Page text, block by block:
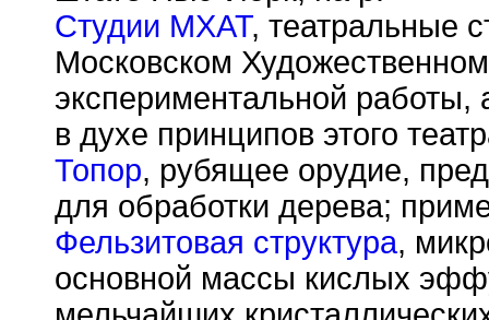
Студии МХАТ, театральные
Московском
экспериментальной работы,
в духе принципов этого
Топор, рубящее орудие,
для обработки дерева;
Фельзитовая структура,
основной массы кислых